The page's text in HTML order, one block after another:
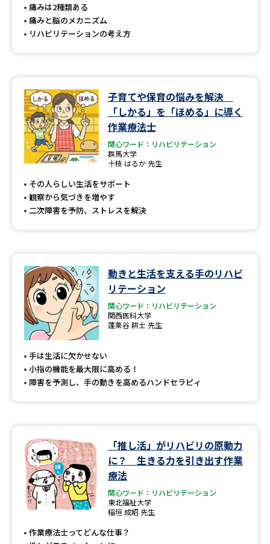
痛みは2種類ある
痛みと脳のメカニズム
リハビリテーションの考え方
子育てや保育の悩みを解決
「しかる」を「ほめる」に導く
作業療法士
関心ワード：リハビリテーション
群馬大学
十枝 はるか 先生
その人らしい生活をサポート
観察から気づきを増やす
二次障害を予防、ストレスを解決
動きと生活を支える手のリハビ
リテーション
関心ワード：リハビリテーション
関西医科大学
蓬莱谷 耕士 先生
手は生活に欠かせない
小指の機能を最大限に高める！
障害を予測し、手の動きを高めるハンドセラピィ
「推し活」がリハビリの原動力
に？ 生きる力を引き出す作業
療法
関心ワード：リハビリテーション
東北福祉大学
稲垣 成昭 先生
作業療法士ってどんな仕事？